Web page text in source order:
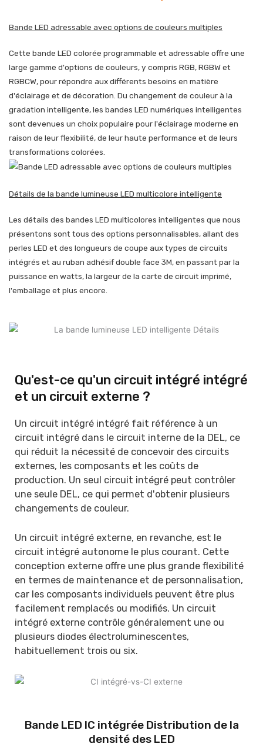
Bande LED adressable avec options de couleurs multiples
Cette bande LED colorée programmable et adressable offre une
large gamme d'options de couleurs, y compris RGB, RGBW et
RGBCW, pour répondre aux différents besoins en matière
d'éclairage et de décoration. Du changement de couleur à la
gradation intelligente, les bandes LED numériques intelligentes
sont devenues un choix populaire pour l'éclairage moderne en
raison de leur flexibilité, de leur haute performance et de leurs
transformations colorées.
Détails de la bande lumineuse LED multicolore intelligente
Les détails des bandes LED multicolores intelligentes que nous
présentons sont tous des options personnalisables, allant des
perles LED et des longueurs de coupe aux types de circuits
intégrés et au ruban adhésif double face 3M, en passant par la
puissance en watts, la largeur de la carte de circuit imprimé,
l'emballage et plus encore.
Qu'est-ce qu'un circuit intégré intégré
et un circuit externe ?
Un circuit intégré intégré fait référence à un
circuit intégré dans le circuit interne de la DEL, ce
qui réduit la nécessité de concevoir des circuits
externes, les composants et les coûts de
production. Un seul circuit intégré peut contrôler
une seule DEL, ce qui permet d'obtenir plusieurs
changements de couleur.
Un circuit intégré externe, en revanche, est le
circuit intégré autonome le plus courant. Cette
conception externe offre une plus grande flexibilité
en termes de maintenance et de personnalisation,
car les composants individuels peuvent être plus
facilement remplacés ou modifiés. Un circuit
intégré externe contrôle généralement une ou
plusieurs diodes électroluminescentes,
habituellement trois ou six.
Bande LED IC intégrée Distribution de la
densité des LED